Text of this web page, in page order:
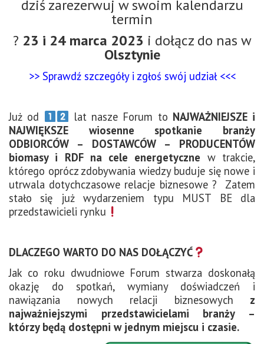
dziś zarezerwuj w swoim kalendarzu
termin
? 23 i 24 marca 2023 i dołącz do nas w
Olsztynie
>> Sprawdź szczegóły i zgłoś swój udział <<<
Już od lat nasze Forum to NAJWAŻNIEJSZE i
NAJWIĘKSZE wiosenne spotkanie branży
ODBIORCÓW – DOSTAWCÓW – PRODUCENTÓW
biomasy i RDF na cele energetyczne w trakcie,
którego oprócz zdobywania wiedzy buduje się nowe i
utrwala dotychczasowe relacje biznesowe ? Zatem
stało się już wydarzeniem typu MUST BE dla
przedstawicieli rynku
DLACZEGO WARTO DO NAS DOŁĄCZYĆ
Jak co roku dwudniowe Forum stwarza doskonałą
okazję do spotkań, wymiany doświadczeń i
nawiązania nowych relacji biznesowych z
najważniejszymi przedstawicielami branży –
którzy będą dostępni w jednym miejscu i czasie.